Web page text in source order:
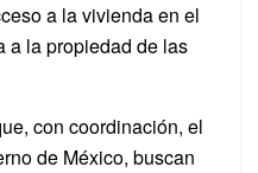
a la vivienda en el
a la propiedad de las
con coordinación, el
de México, buscan